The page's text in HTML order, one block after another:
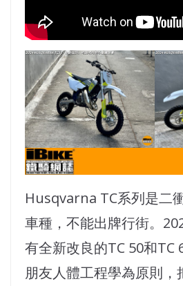
Husqvarna TC系列是二
車種，不能出牌行街。
有全新改良的TC 50和TC
朋友人體工程學為原則，